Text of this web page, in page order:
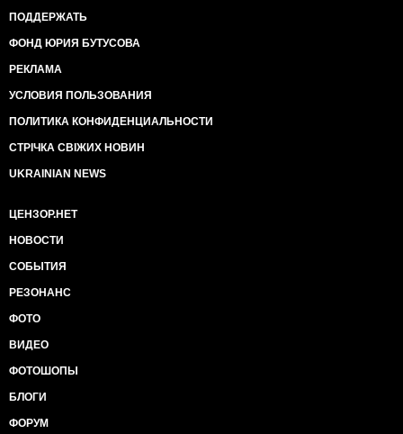
ПОДДЕРЖАТЬ
ФОНД ЮРИЯ БУТУСОВА
РЕКЛАМА
УСЛОВИЯ ПОЛЬЗОВАНИЯ
ПОЛИТИКА КОНФИДЕНЦИАЛЬНОСТИ
СТРІЧКА СВІЖИХ НОВИН
UKRAINIAN NEWS
ЦЕНЗОР.НЕТ
НОВОСТИ
СОБЫТИЯ
РЕЗОНАНС
ФОТО
ВИДЕО
ФОТОШОПЫ
БЛОГИ
ФОРУМ